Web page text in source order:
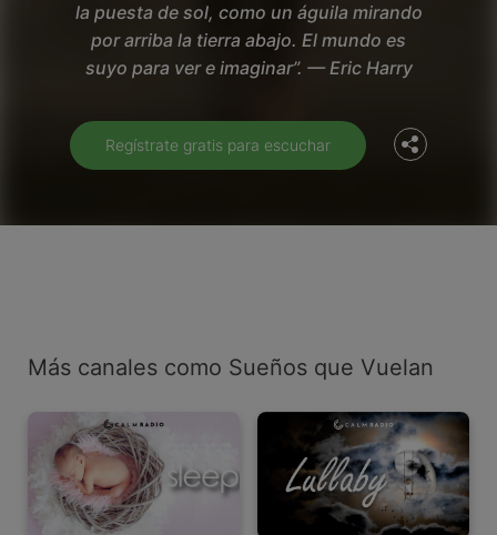
la puesta de sol, como un águila mirando
por arriba la tierra abajo. El mundo es
suyo para ver e imaginar”. — Eric Harry
Regístrate gratis para escuchar
Facebook
Twitter
Más canales como Sueños que Vuelan